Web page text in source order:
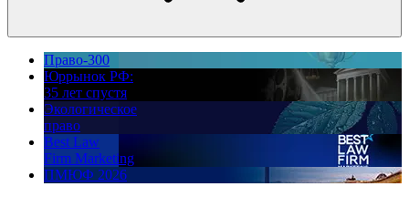
Право-300
Юррынок РФ:
35 лет спустя
Экологическое
право
Best Law
Firm Marketing
ПМЮФ 2026